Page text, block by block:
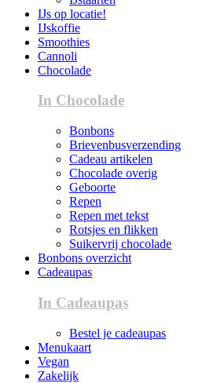
IJs op locatie!
IJskoffie
Smoothies
Cannoli
Chocolade
In Chocolade
Bonbons
Brievenbusverzending
Cadeau artikelen
Chocolade overig
Geboorte
Repen
Repen met tekst
Rotsjes en flikken
Suikervrij chocolade
Bonbons overzicht
Cadeaupas
In Cadeaupas
Bestel je cadeaupas
Menukaart
Vegan
Zakelijk